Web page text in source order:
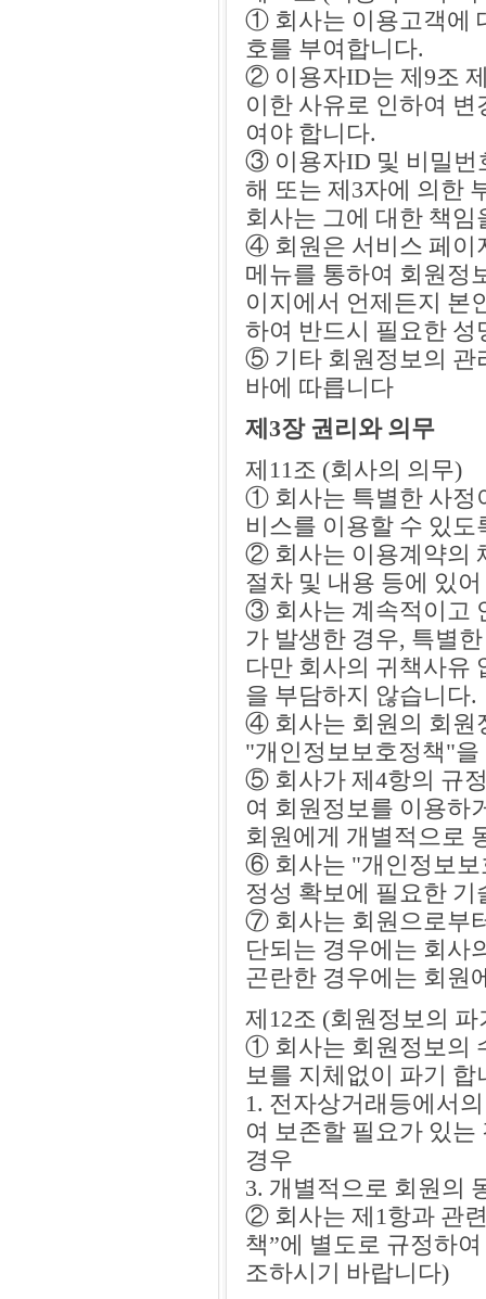
① 회사는 이용고객에
호를 부여합니다.
② 이용자ID는 제9조
이한 사유로 인하여
여야 합니다.
③ 이용자ID 및 비밀번
해 또는 제3자에 의한
회사는 그에 대한 책
④ 회원은 서비스 페이
메뉴를 통하여 회원정
이지에서 언제든지 본
하여 반드시 필요한
⑤ 기타 회원정보의 관
바에 따릅니다
제3장 권리와 의무
제11조 (회사의 의무)
① 회사는 특별한 사정
비스를 이용할 수 있
② 회사는 이용계약의
절차 및 내용 등에 있
③ 회사는 계속적이고
가 발생한 경우, 특별
다만 회사의 귀책사유
을 부담하지 않습니다.
④ 회사는 회원의 회원
"개인정보보호정책"
⑤ 회사가 제4항의 규
여 회원정보를 이용하
회원에게 개별적으로
⑥ 회사는 "개인정보보
정성 확보에 필요한
⑦ 회사는 회원으로부
단되는 경우에는 회사
곤란한 경우에는 회원
제12조 (회원정보의 파
① 회사는 회원정보의
보를 지체없이 파기
1. 전자상거래등에서
여 보존할 필요가 있
경우
3. 개별적으로 회원의
② 회사는 제1항과 관
책”에 별도로 규정하
조하시기 바랍니다)